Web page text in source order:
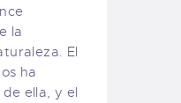
la
El
ha
ella, y el